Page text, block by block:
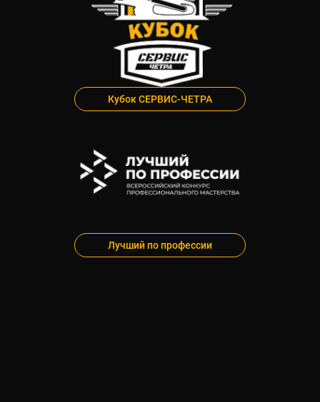
Кубок СЕРВИС-ЧЕТРА
Лучший по профессии